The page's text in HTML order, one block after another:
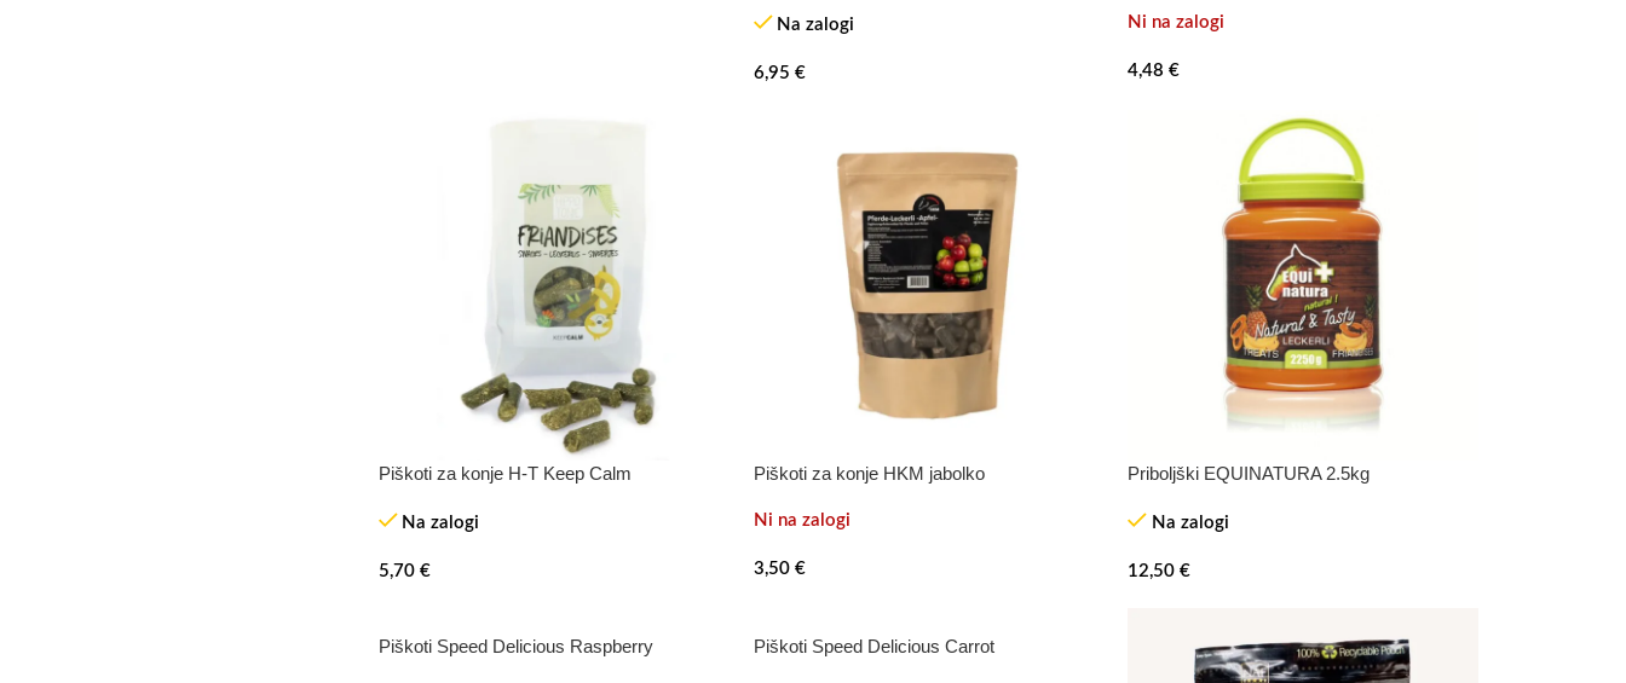
Na zalogi
6,95 €
Ni na zalogi
4,48€
Piškoti za konje H-T Keep Calm
Na zalogi
5,70 €
Piškoti za konje HKM jabolko
Ni na zalogi
3,50 €
Priboljški EQUINATURA 2.5kg
Na zalogi
12,50€
Piškoti Speed Delicious Raspberry Piškoti Speed Delicious Carrot